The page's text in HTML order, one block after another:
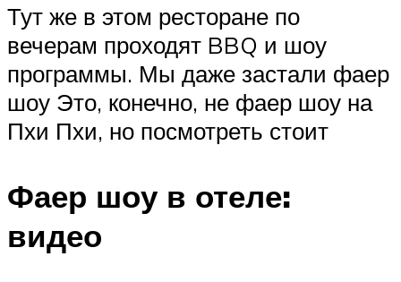
Тут же в этом ресторане по
вечерам проходят BBQ и шоу
программы. Мы даже застали фаер
шоу Это, конечно, не фаер шоу на
Пхи Пхи, но посмотреть стоит
Фаер шоу в отеле:
видео